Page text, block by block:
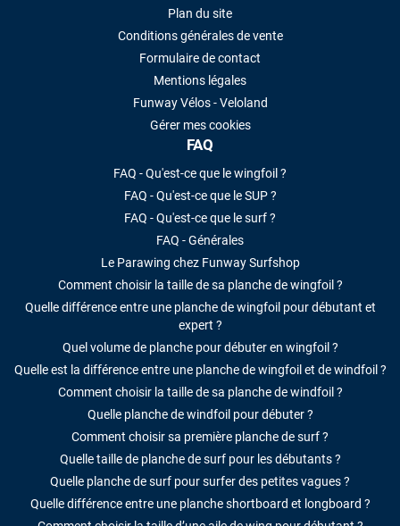
Plan du site
Conditions générales de vente
Formulaire de contact
Mentions légales
Funway Vélos - Veloland
Gérer mes cookies
FAQ
FAQ - Qu'est-ce que le wingfoil ?
FAQ - Qu'est-ce que le SUP ?
FAQ - Qu'est-ce que le surf ?
FAQ - Générales
Le Parawing chez Funway Surfshop
Comment choisir la taille de sa planche de wingfoil ?
Quelle différence entre une planche de wingfoil pour débutant et
expert ?
Quel volume de planche pour débuter en wingfoil ?
Quelle est la différence entre une planche de wingfoil et de windfoil ?
Comment choisir la taille de sa planche de windfoil ?
Quelle planche de windfoil pour débuter ?
Comment choisir sa première planche de surf ?
Quelle taille de planche de surf pour les débutants ?
Quelle planche de surf pour surfer des petites vagues ?
Quelle différence entre une planche shortboard et longboard ?